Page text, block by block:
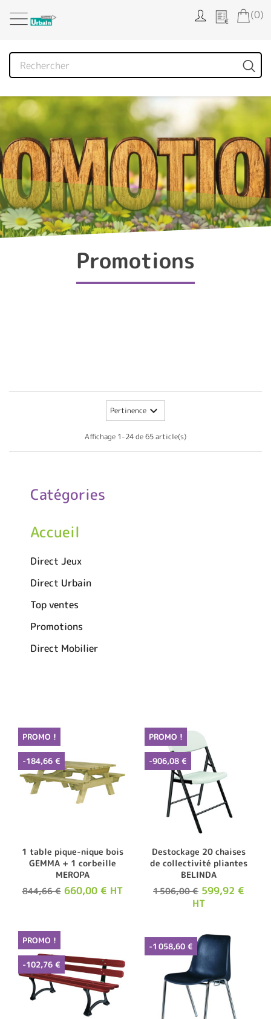
(0)
Promotions
Pertinence 
Affichage 1-24 de 65 article(s)
Catégories
Accueil
Direct Jeux
Direct Urbain
Top ventes
Promotions
Direct Mobilier
1 table pique-nique bois
GEMMA + 1 corbeille
MEROPA
844,66 € 660,00 € HT
PROMO !
-184,66 €
Destockage 20 chaises
de collectivité pliantes
BELINDA
1 506,00 € 599,92 €
HT
PROMO !
-906,08 €
PROMO !
-102,76 €
-1 058,60 €